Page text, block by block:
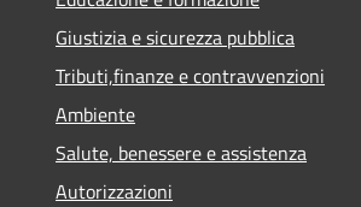
Giustizia e sicurezza pubblica
Tributi,finanze e contravvenzioni
Ambiente
Salute, benessere e assistenza
Autorizzazioni